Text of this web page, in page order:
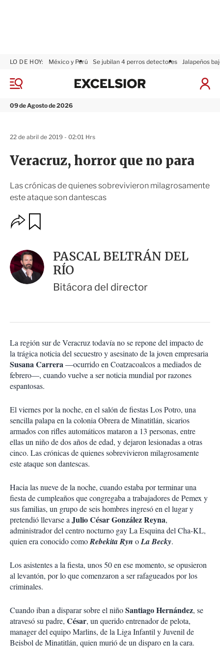
M
n
09 de Agosto de 2026
LO DE HOY: México y Perú Se jubilan 4 perros detectores Jalapeños
I
ó
x
Veracruz, horror que no para
Las crónicas de quienes sobrevivieron milagrosamente
este ataque son dantescas
22 de abril de 2019 - 02:01 Hrs
O
p
o
n
e
s
o
p
a
r
t
i
r
a
r
PASCAL BELTRÁN DEL
RÍO
Bitácora del director
La región sur de Veracruz todavía no se repone del impacto de
la trágica noticia del secuestro y asesinato de la joven empresaria
Susana Carrera—ocurrido en Coatzacoalcos a mediados de
febrero—, cuando vuelve a ser noticia mundial por razones
espantosas.
El viernes por la noche, en el salón de fiestas Los Potro, una
sencilla palapa en la colonia Obrera de Minatitlán, sicarios
armados con rifles automáticos mataron a 13 personas, entre
ellas un niño de dos años de edad, y dejaron lesionadas a otras
cinco. Las crónicas de quienes sobrevivieron milagrosamente
este ataque son dantescas.
Hacia las nueve de la noche, cuando estaba por terminar una
fiesta de cumpleaños que congregaba a trabajadores de Pemex y
sus familias, un grupo de seis hombres ingresó en el lugar y
pretendió llevarse a Julio César González Reyna,
administrador del centro nocturno gay La Esquina del Cha-KL,
quien era conocido comoRebekita Ryn oLa Becky.
Los asistentes a la fiesta, unos 50 en ese momento, se opusieron
al levantón, por lo que comenzaron a ser rafagueados por los
criminales.
Cuando iban a disparar sobre el niñoSantiago Hernández, se
atravesó su padre, César, un querido entrenador de pelota,
manager del equipo Marlins, de la Liga Infantil y Juvenil de
Beisbol de Minatitlán, quien murió de un disparo en la cara.